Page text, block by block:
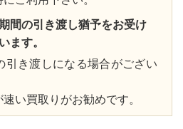
間の引き渡し猶予をお受け
ます。
引き渡しになる場合がござい
い買取りがお勧めです。